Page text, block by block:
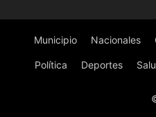
Municipio Nacionales
Política Deportes